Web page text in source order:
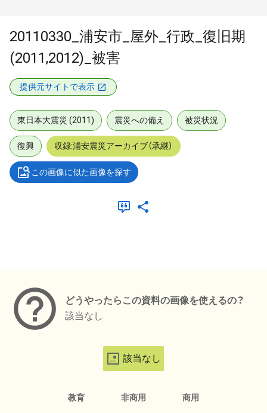
20110330_浦安市_屋外_行政_復旧期
(2011,2012)_被害
提供元サイトで表示
東日本大震災 (2011) 震災への備え 被災状況
復興 収録:浦安震災アーカイブ（承継）
この画像に似た画像を探す
どうやったらこの資料の画像を使えるの？
該当なし
該当なし
教育 非商用 商用